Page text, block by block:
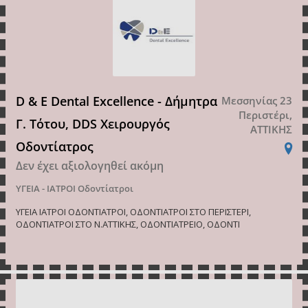
D & E Dental Excellence - Δήμητρα
Γ. Τότου, DDS Χειρουργός
Οδοντίατρος
Δεν έχει αξιολογηθεί ακόμη
ΥΓΕΙΑ - ΙΑΤΡΟΙ Οδοντίατροι
Μεσσηνίας 23
Περιστέρι,
ΑΤΤΙΚΗΣ
ΥΓΕΙΑ ΙΑΤΡΟΙ ΟΔΟΝΤΙΑΤΡΟΙ, ΟΔΟΝΤΙΑΤΡΟΙ ΣΤΟ ΠΕΡΙΣΤΕΡΙ,
ΟΔΟΝΤΙΑΤΡΟΙ ΣΤΟ Ν.ΑΤΤΙΚΗΣ, ΟΔΟΝΤΙΑΤΡΕΙΟ, ΟΔΟΝΤΙ